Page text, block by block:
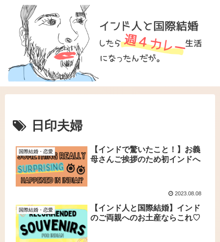
日印夫婦
国際結婚・恋愛
【インドで驚いたこと！】お義
母さんご挨拶のため初インドへ
2023.08.08
国際結婚・恋愛
【インド人と国際結婚】インド
のご両親へのお土産ならこれ♡